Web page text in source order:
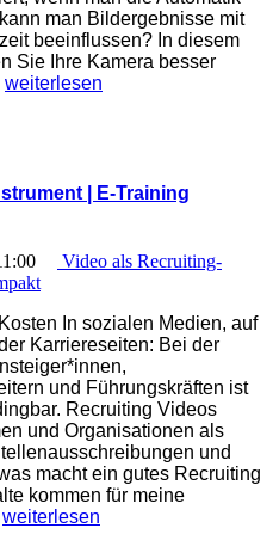
man Bildergebnisse mit
beeinflussen? In diesem
Sie Ihre Kamera besser
„Fotografie
| E-
weiterlesen
| E-Training
Video als Recruiting-
In sozialen Medien, auf
Karriereseiten: Bei der
und Führungskräften ist
Recruiting Videos
und Organisationen als
und
macht ein gutes Recruiting
kommen für meine
„Video
weiterlesen